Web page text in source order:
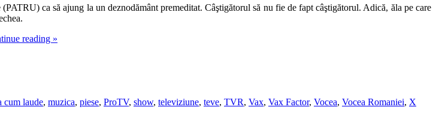
ca să ajung la un deznodământ premeditat. Câştigătorul să nu fie de fapt câştigătorul. Adică, ăla pe care
reading »
cum laude, muzica, piese, ProTV, show, televiziune, teve, TVR, Vax, Vax Factor, Vocea, Vocea Romaniei, X